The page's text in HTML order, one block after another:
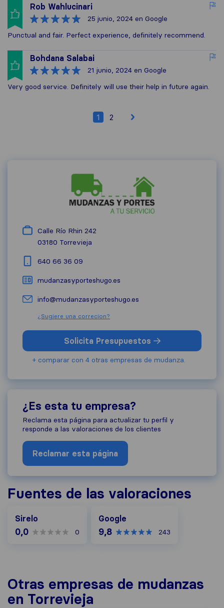
Rob Wahlucinari
25 junio, 2024 en Google
Punctual and fair. Perfect experience, definitely recommend.
Bohdana Salabai
21 junio, 2024 en Google
Very good service. Definitely will use their help in future again.
1 2
Calle Río Rhin 242
03180 Torrevieja
640 66 36 09
mudanzasyporteshugo.es
info@mudanzasyporteshugo.es
¿Sugiere una correcion?
Solicita Presupuestos
+ comparar con 4 otras empresas de mudanza.
¿Es esta tu empresa?
Reclama esta página para actualizar tu perfil y
responde a las valoraciones de los clientes
Reclamar esta página
Fuentes de las valoraciones
Sirelo
0,0 0
Google
9,8 243
Otras empresas de mudanzas
en Torrevieja